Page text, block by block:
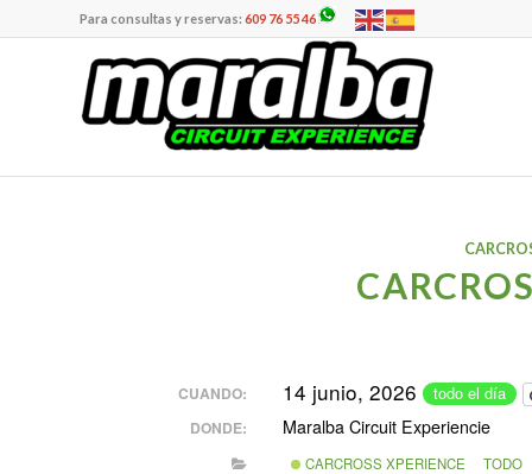
Para consultas y reservas: 609 76 55 46
CUANDO: 14 junio, 2026 todo el día
DONDE: Maralba Circuit Experiencie
CARCROSS XPERIENCE TODO